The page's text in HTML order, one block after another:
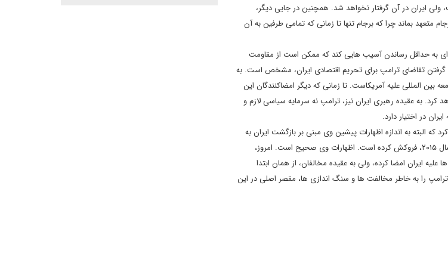
ولی ایران در آن گرفتار نخواهد شد. همچنین در جایی دیگر،
متعهد بماند چرا که برجام تنها تا زمانی که تمامی طرفین به آن
به حداقل رساندن آسیب هایی کند که ممکن است از مقاومت
گرفتن تقاضای ترامپ برای تحریم اقتصادی ایران، مشخص است. به
المللی علیه آمریکاست. تا زمانی که دیگر امضاکنندگان این
کرد. به عقیده رهبری ایران نیز، ترامپ نه سرمایه سیاسی لازم و
در اختیار دارد.
که البته به اندازه اظهارات پیشین وی مبنی بر بازگشت ایران به
روال عادی برنامه هسته ای، بازتاب نداشت. وی عنوان کرد که امروزه انتقاد ها، نسبت به توافق سال ۲۰۱۵، فروکش کرده است. اظهارات وی صحیح است. امروز،
ایران امضا کرده، ولی به عقیده مخالفان، از همان ابتدا
را به خاطر مخالفت ها و سنگ اندازی ها، مقصر اصلی در این